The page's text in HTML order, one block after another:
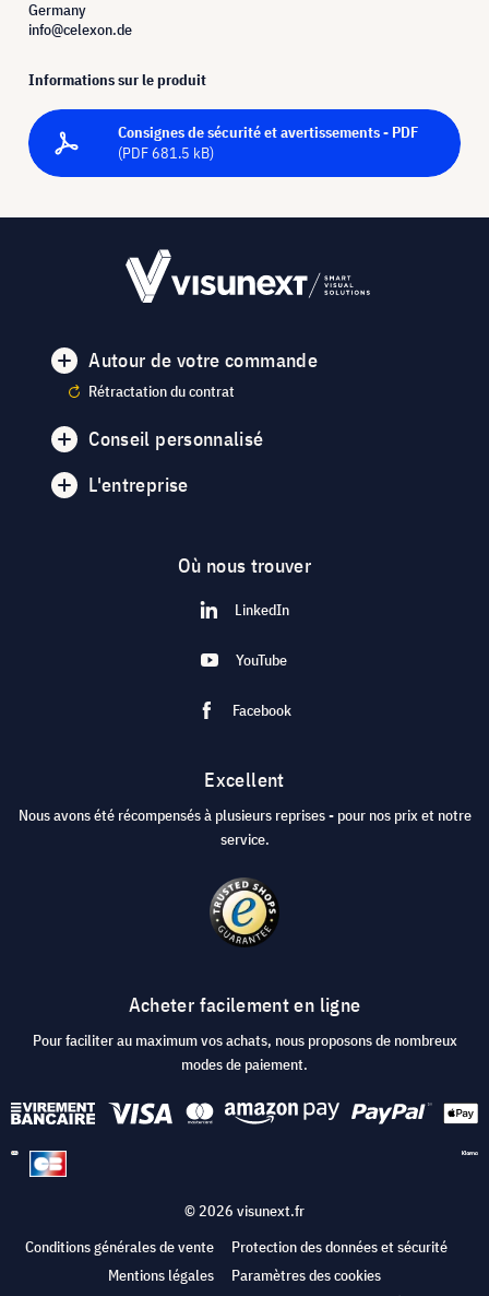
Germany
info@celexon.de
Informations sur le produit
Consignes de sécurité et avertissements - PDF
(PDF 681.5 kB)
Autour de votre commande
Rétractation du contrat
Conseil personnalisé
L'entreprise
Où nous trouver
LinkedIn
YouTube
Facebook
Excellent
Nous avons été récompensés à plusieurs reprises - pour nos prix et notre
service.
Acheter facilement en ligne
Pour faciliter au maximum vos achats, nous proposons de nombreux
modes de paiement.
© 2026 visunext.fr
Conditions générales de vente
Protection des données et sécurité
Mentions légales
Paramètres des cookies